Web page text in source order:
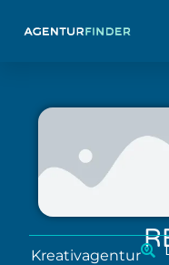
Kreativagentur